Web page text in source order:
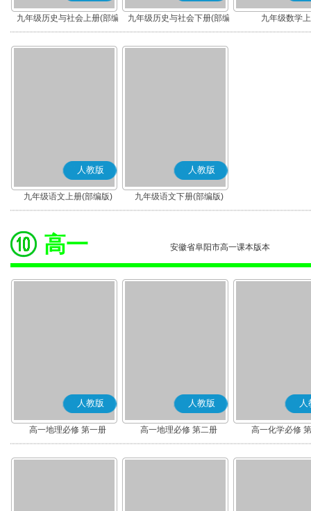
九年级历史与社会上册(部编
版)
九年级历史与社会下册(部编
版)
九年级数学
人教版
九年级语文上册(部编版)
人教版
九年级语文下册(部编版)
高一 安徽省阜阳市高一课本版本
人教版
高一地理必修 第一册
人教版
高一地理必修 第二册
人
高一化学必修